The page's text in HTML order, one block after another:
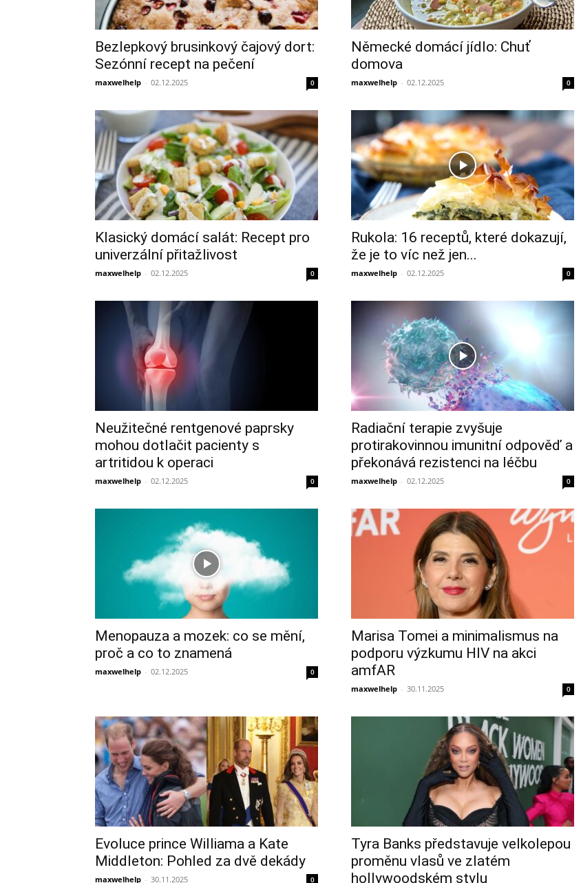
Bezlepkový brusinkový čajový dort:
Sezónní recept na pečení
maxwelhelp - 02.12.2025 0
Německé domácí jídlo: Chuť
domova
maxwelhelp - 02.12.2025 0
Klasický domácí salát: Recept pro
univerzální přitažlivost
maxwelhelp - 02.12.2025 0
Rukola: 16 receptů, které dokazují,
že je to víc než jen...
maxwelhelp - 02.12.2025 0
Neužitečné rentgenové paprsky
mohou dotlačit pacienty s
artritidou k operaci
maxwelhelp - 02.12.2025 0
Radiační terapie zvyšuje
protirakovinnou imunitní odpověď a
překonává rezistenci na léčbu
maxwelhelp - 02.12.2025 0
Menopauza a mozek: co se mění,
proč a co to znamená
maxwelhelp - 02.12.2025 0
Marisa Tomei a minimalismus na
podporu výzkumu HIV na akci
amfAR
maxwelhelp - 30.11.2025 0
Evoluce prince Williama a Kate
Middleton: Pohled za dvě dekády
maxwelhelp - 30.11.2025 0
Tyra Banks představuje velkolepou
proměnu vlasů ve zlatém
hollywoodském stylu